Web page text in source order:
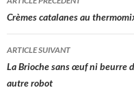
des
articles
Crèmes catalanes au
ARTICLE SUIVANT
La Brioche sans œuf ni beurre
autre robot